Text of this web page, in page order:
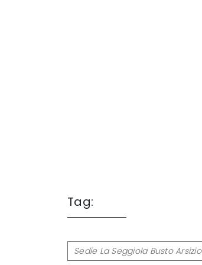
Tag:
Sedie La Seggiola Busto Arsizio